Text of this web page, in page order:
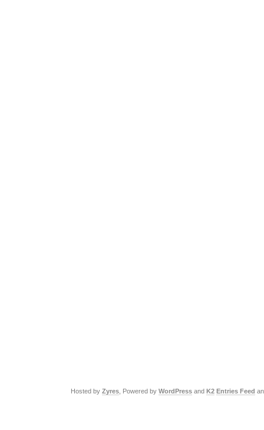
Hosted by Zyres , Powered by WordPress and K2 Entries Feed